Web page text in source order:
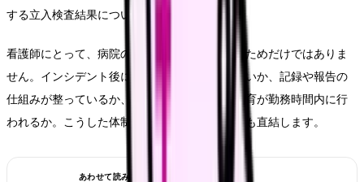
する立入検査結果について（令和5年度）」）。
看護師にとって、病院の安全管理は患者さんのためだけではありま
せん。インシデント後に個人だけが責められないか、記録や報告の
仕組みが整っているか、感染対策や医療安全教育が勤務時間内に行
われるか。こうした体制は、働き続けやすさにも直結します。
あわせて読みたい